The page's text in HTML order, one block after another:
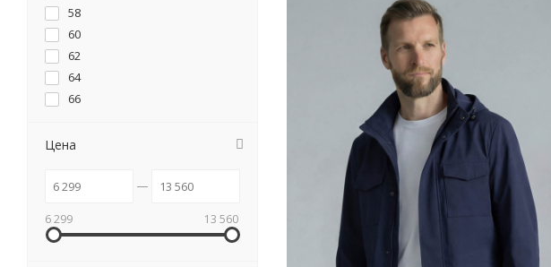
58
60
62
64
66
Цена
6 299 13 560